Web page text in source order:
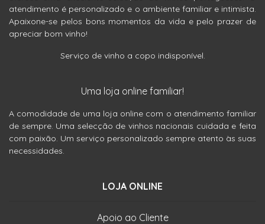
atendimento é personalizado e o ambiente familiar e intimista.
Apaixone-se pelos bons momentos da vida e pelo prazer de
apreciar bom vinho!
Serviço de vinho a copo indisponível.
Uma loja online familiar!
A comodidade de uma loja online com o atendimento familiar
de sempre. Uma selecção de vinhos nacionais cuidada e feita
com paixão. Um serviço personalizado sempre atento às suas
necessidades.
LOJA ONLINE
Apoio ao Cliente